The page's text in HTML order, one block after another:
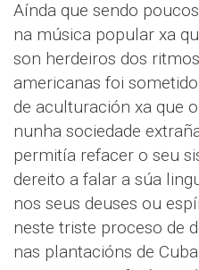
Aínda que sendo
na música popular xa
son herdeiros dos
americanas foi
de aculturación xa que
nunha sociedade
permitía refacer o seu
dereito a falar a súa
nos seus deuses ou
neste triste proceso de
nas plantacións de